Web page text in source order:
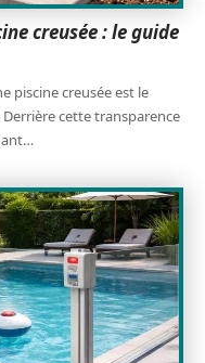
creusée : le guide
piscine creusée est le
cette transparence
…